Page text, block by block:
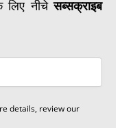
नीचेसब्सक्राइब
details, review our